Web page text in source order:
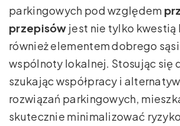
parkingowych pod względem
przepisów jest nie tylko kwestią
również elementem dobrego
wspólnoty lokalnej. Stosując się
szukając współpracy i
rozwiązań parkingowych,
skutecznie minimalizować